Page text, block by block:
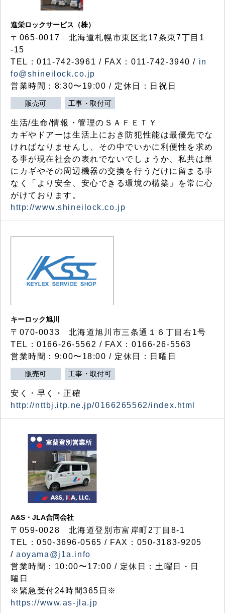
進栄ロックサービス（株）
〒065-0017 北海道札幌市東区北17条東7丁目1
-15
TEL：011-742-3961 / FAX：011-742-3940 / in
fo@shineilock.co.jp
営業時間：8:30〜19:00 / 定休日：日祝日
販売可 工事・取付可
生活/生命/情報・管理のＳＡＦＥＴＹ
カギやドアーは生活上におき防犯性能は最優先でな
ければなりませんし、その中でいかに利便性を求め
る事が現在社会の表れでないでしょうか、私共は単
にカギやその周辺機器の交換を行うだけに留まる事
なく「より安全、安心できる環境の構築」を常に心
がけております。
http://www.shineilock.co.jp
キーロック旭川
〒070-0033 北海道旭川市三条通１６丁目右1号
TEL：0166-26-5562 / FAX：0166-26-5563
営業時間：9:00〜18:00 / 定休日：日曜日
販売可 工事・取付可
安く・早く・正確
http://nttbj.itp.ne.jp/0166265562/index.html
A&S・JLA合同会社
〒 059-0028 北海道登別市富岸町2丁目 8-1
TEL：050-3696-0565 / FAX：050-3183-9205
/aoyama@j1a.info
営業時間：10:00〜17:00 / 定休日：土曜日・日
曜日
※緊急受付24時間365日※
https://www.as-jla.jp